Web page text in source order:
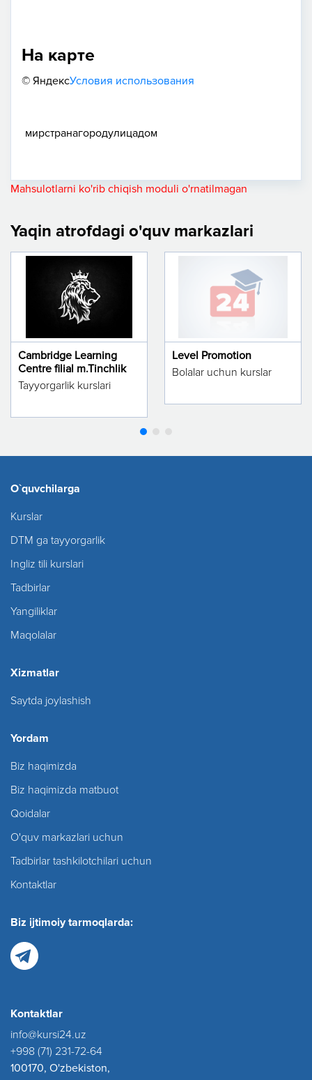
На карте
© ЯндексУсловия использования
мирстранагородулицадом
Mahsulotlarni ko'rib chiqish moduli o'rnatilmagan
Yaqin atrofdagi o'quv markazlari
Cambridge Learning
Centre filial m.Tinchlik
Tayyorgarlik kurslari
Level Promotion
Bolalar uchun kurslar
O`quvchilarga
Kurslar
DTM ga tayyorgarlik
Ingliz tili kurslari
Tadbirlar
Yangiliklar
Maqolalar
Xizmatlar
Saytda joylashish
Yordam
Biz haqimizda
Biz haqimizda matbuot
Qoidalar
O'quv markazlari uchun
Tadbirlar tashkilotchilari uchun
Kontaktlar
Biz ijtimoiy tarmoqlarda:
Kontaktlar
info@kursi24.uz
+998 (71) 231-72-64
100170, O'zbekiston,